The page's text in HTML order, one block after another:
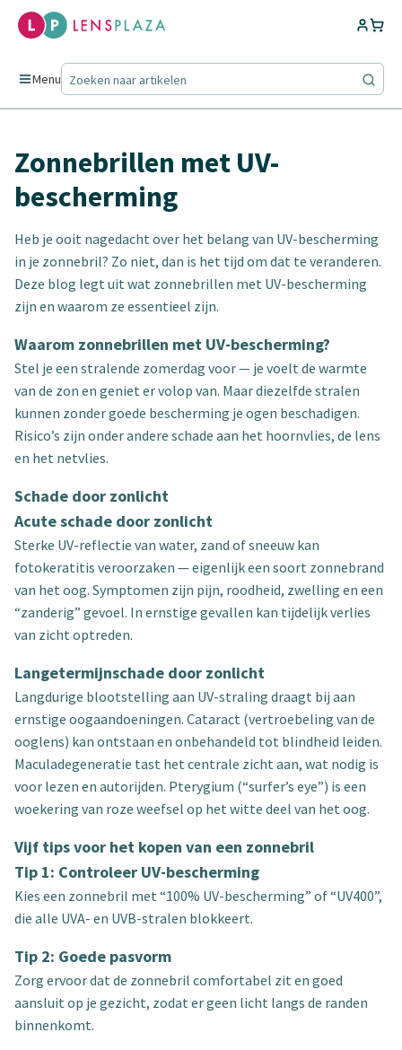
Menu
Zonnebrillen met UV-
bescherming
Heb je ooit nagedacht over het belang van UV-bescherming
in je zonnebril? Zo niet, dan is het tijd om dat te veranderen.
Deze blog legt uit wat zonnebrillen met UV-bescherming
zijn en waarom ze essentieel zijn.
Waarom zonnebrillen met UV-bescherming?
Stel je een stralende zomerdag voor — je voelt de warmte
van de zon en geniet er volop van. Maar diezelfde stralen
kunnen zonder goede bescherming je ogen beschadigen.
Risico’s zijn onder andere schade aan het hoornvlies, de lens
en het netvlies.
Schade door zonlicht
Acute schade door zonlicht
Sterke UV-reflectie van water, zand of sneeuw kan
fotokeratitis veroorzaken — eigenlijk een soort zonnebrand
van het oog. Symptomen zijn pijn, roodheid, zwelling en een
“zanderig” gevoel. In ernstige gevallen kan tijdelijk verlies
van zicht optreden.
Langetermijnschade door zonlicht
Langdurige blootstelling aan UV-straling draagt bij aan
ernstige oogaandoeningen. Cataract (vertroebeling van de
ooglens) kan ontstaan en onbehandeld tot blindheid leiden.
Maculadegeneratie tast het centrale zicht aan, wat nodig is
voor lezen en autorijden. Pterygium (“surfer’s eye”) is een
woekering van roze weefsel op het witte deel van het oog.
Vijf tips voor het kopen van een zonnebril
Tip 1: Controleer UV-bescherming
Kies een zonnebril met “100% UV-bescherming” of “UV400”,
die alle UVA- en UVB-stralen blokkeert.
Tip 2: Goede pasvorm
Zorg ervoor dat de zonnebril comfortabel zit en goed
aansluit op je gezicht, zodat er geen licht langs de randen
binnenkomt.